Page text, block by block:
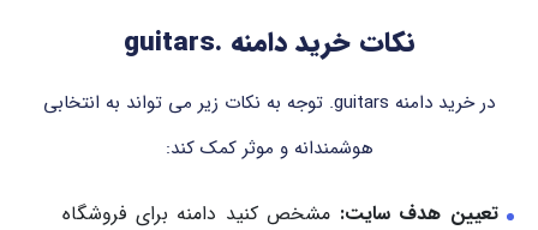
نکات خرید دامنه .guitars
در خرید دامنه ‎.guitars‎ توجه به نکات زیر می تواند به انتخابی
هوشمندانه و موثر کمک کند:
تعیین هدف سایت: مشخص کنید دامنه برای فروشگاه